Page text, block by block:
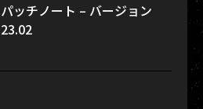
パッチノート – バージョン
23.02